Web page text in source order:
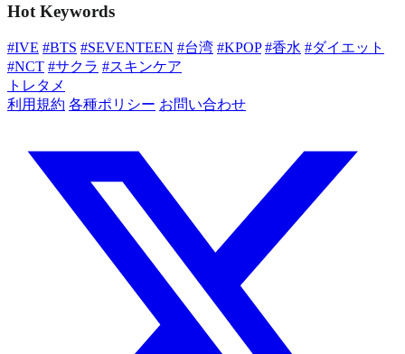
Hot Keywords
#IVE #BTS #SEVENTEEN #台湾 #KPOP #香水 #ダイエット
#NCT #サクラ #スキンケア
トレタメ
利用規約 各種ポリシー お問い合わせ